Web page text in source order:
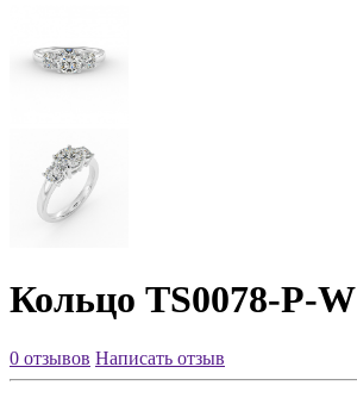
Кольцо TS0078-P-W
0 отзывов Написать отзыв